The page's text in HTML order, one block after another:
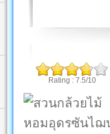
Rating : 7.5/10